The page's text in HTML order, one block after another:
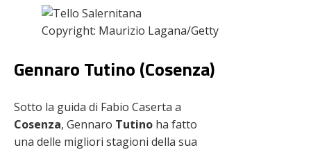
Copyright: Maurizio Lagana/Getty Images – Via
Gennaro Tutino (Cosenza)
Sotto la guida di Fabio Caserta a
Cosenza, Gennaro Tutino ha fatto
una delle migliori stagioni della sua